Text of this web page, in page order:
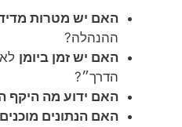
האם יש מטרות
ההנהלה?
האם יש זמן ביומן
הדרך״?
האם ידוע מה היקף
האם הנתונים מוכנים